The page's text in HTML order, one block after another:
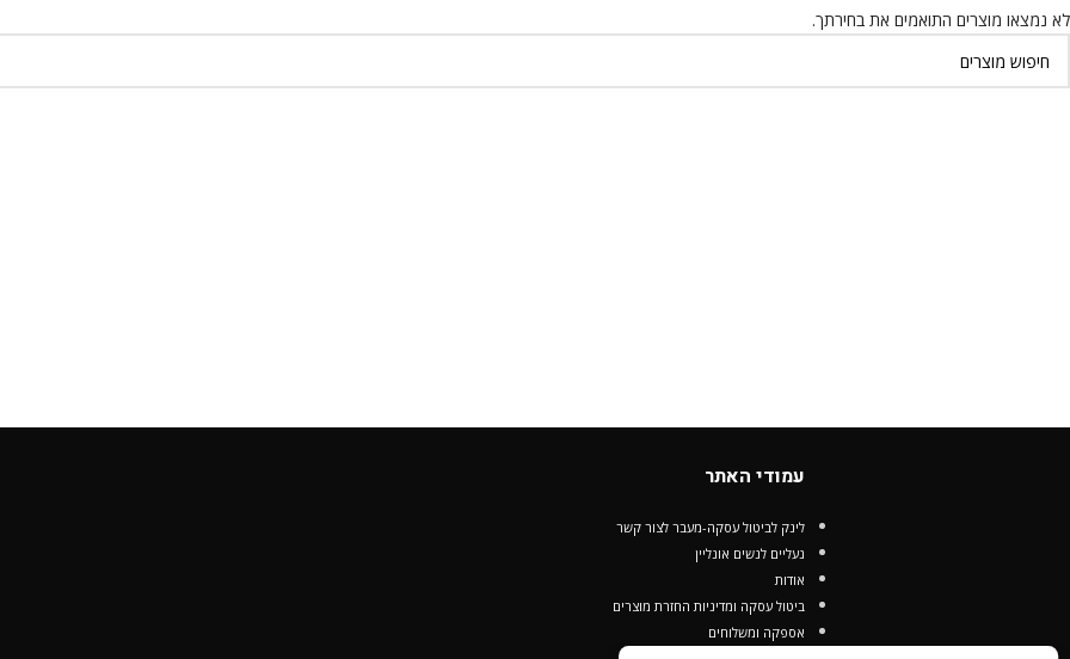
לא נמצאו מוצרים התואמים את בחירתך.
עמודי האתר
לינק לביטול עסקה-מעבר לצור קשר
נעליים לנשים אונליין
אודות
ביטול עסקה ומדיניות החזרת מוצרים
אספקה ומשלוחים